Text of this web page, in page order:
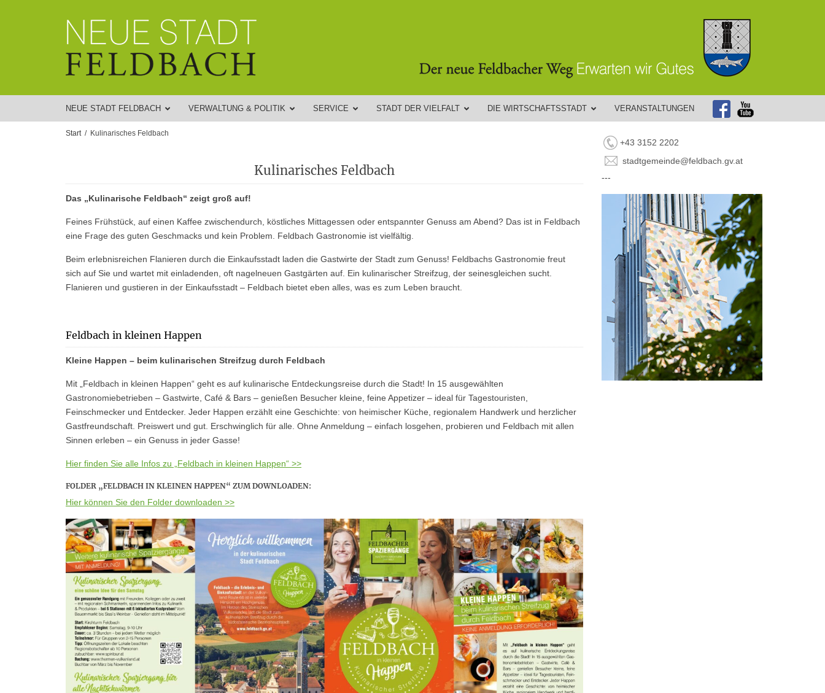
NEUE STADT FELDBACH VERWALTUNG & POLITIK SERVICE STADT DER VIELFALT DIE WIRTSCHAFTSSTADT VERANSTALTUNGEN
Start Kulinarisches Feldbach
Kulinarisches Feldbach
Das „Kulinarische Feldbach“ zeigt groß auf!
Feines Frühstück, auf einen Kaffee zwischendurch, köstliches Mittagessen oder entspannter Genuss am Abend? Das ist in Feldbach
eine Frage des guten Geschmacks und kein Problem. Feldbach Gastronomie ist vielfältig.
Beim erlebnisreichen Flanieren durch die Einkaufsstadt laden die Gastwirte der Stadt zum Genuss! Feldbachs Gastronomie freut
sich auf Sie und wartet mit einladenden, oft nagelneuen Gastgärten auf. Ein kulinarischer Streifzug, der seinesgleichen sucht.
Flanieren und gustieren in der Einkaufsstadt – Feldbach bietet eben alles, was es zum Leben braucht.
Feldbach in kleinen Happen
Kleine Happen – beim kulinarischen Streifzug durch Feldbach
Mit „Feldbach in kleinen Happen“ geht es auf kulinarische Entdeckungsreise durch die Stadt! In 15 ausgewählten
Gastronomiebetrieben – Gastwirte, Café & Bars – genießen Besucher kleine, feine Appetizer – ideal für Tagestouristen,
Feinschmecker und Entdecker. Jeder Happen erzählt eine Geschichte: von heimischer Küche, regionalem Handwerk und herzlicher
Gastfreundschaft. Preiswert und gut. Erschwinglich für alle. Ohne Anmeldung – einfach losgehen, probieren und Feldbach mit allen
Sinnen erleben – ein Genuss in jeder Gasse!
Hier finden Sie alle Infos zu „Feldbach in kleinen Happen“ >>
FOLDER „FELDBACH IN KLEINEN HAPPEN“ ZUM DOWNLOADEN:
Hier können Sie den Folder downloaden >>
+43 3152 2202
stadtgemeinde@feldbach.gv.at
---